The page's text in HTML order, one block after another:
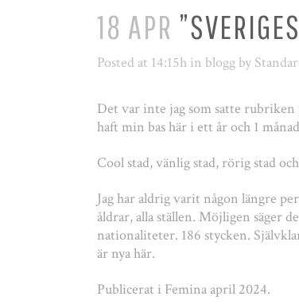
18 APR
Posted at 14:15h in bloggby
Det var inte jag som satte
haft min bas här i ett år och 1
Cool stad, vänlig stad, rörig stad
Jag har aldrig varit någon längre
åldrar, alla ställen. Möjligen säger
nationaliteter. 186 stycken.
är nya här.
Publicerat i Femina april 2024.